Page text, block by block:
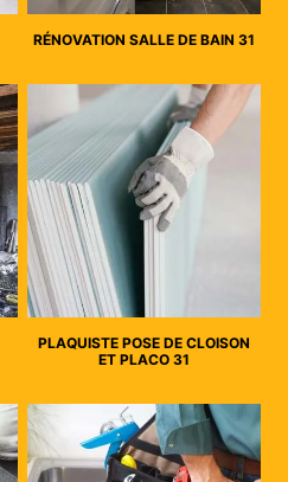
RÉNOVATION SALLE DE BAIN 31
PLAQUISTE POSE DE CLOISON
ET PLACO 31